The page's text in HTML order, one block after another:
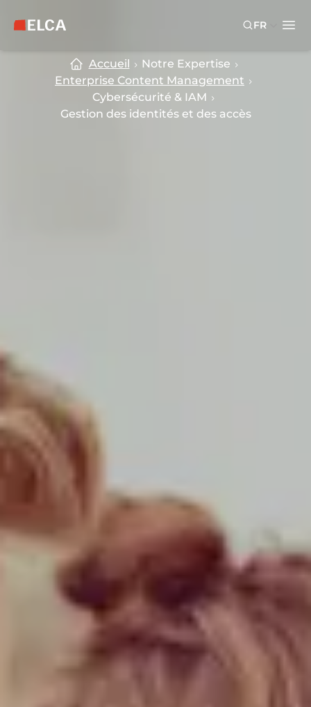
Logo ELCA — retour à la page d’accueil
FR
Accueil
Notre Expertise
Enterprise Content Management
Cybersécurité & IAM
Gestion des identités et des accès